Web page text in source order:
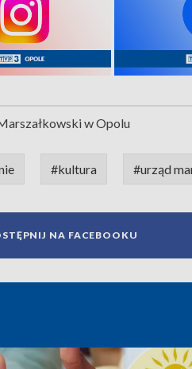
w Opolu
#kultura #urząd
NA FACEBOOKU